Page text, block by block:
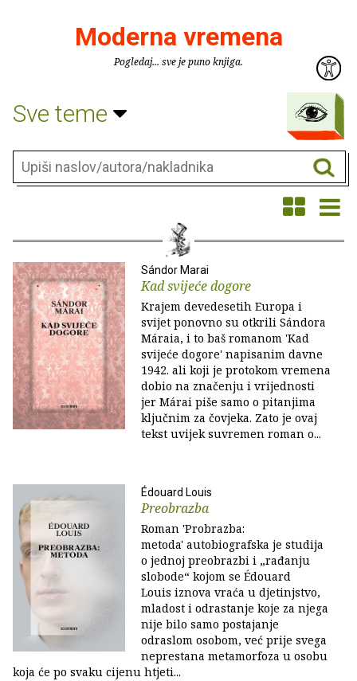
Moderna vremena
Pogledaj... sve je puno knjiga.
Sve teme
Sándor Marai
Kad svijeće dogore
Krajem devedesetih Europa i
svijet ponovno su otkrili Sándora
Máraia, i to baš romanom 'Kad
svijeće dogore' napisanim davne
1942. ali koji je protokom vremena
dobio na značenju i vrijednosti
jer Márai piše samo o pitanjima
ključnim za čovjeka. Zato je ovaj
tekst uvijek suvremen roman o...
Édouard Louis
Preobrazba
Roman 'Probrazba:
metoda' autobiografska je studija
o jednoj preobrazbi i „rađanju
slobode“ kojom se Édouard
Louis iznova vraća u djetinjstvo,
mladost i odrastanje koje za njega
nije bilo samo postajanje
odraslom osobom, već prije svega
neprestana metamorfoza u osobu
koja će po svaku cijenu htjeti...